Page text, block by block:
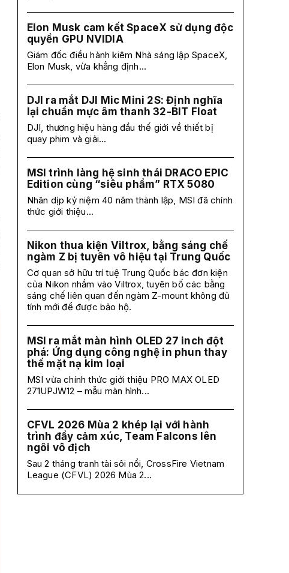
Elon Musk cam kết SpaceX sử dụng độc
quyền GPU NVIDIA
Giám đốc điều hành kiêm Nhà sáng lập SpaceX,
Elon Musk, vừa khẳng định...
DJI ra mắt DJI Mic Mini 2S: Định nghĩa
lại chuẩn mực âm thanh 32-BIT Float
DJI, thương hiệu hàng đầu thế giới về thiết bị
quay phim và giải...
MSI trình làng hệ sinh thái DRACO EPIC
Edition cùng “siêu phẩm” RTX 5080
Nhân dịp kỷ niệm 40 năm thành lập, MSI đã chính
thức giới thiệu...
Nikon thua kiện Viltrox, bằng sáng chế
ngàm Z bị tuyên vô hiệu tại Trung Quốc
Cơ quan sở hữu trí tuệ Trung Quốc bác đơn kiện
của Nikon nhắm vào Viltrox, tuyên bố các bằng
sáng chế liên quan đến ngàm Z-mount không đủ
tính mới để được bảo hộ.
MSI ra mắt màn hình OLED 27 inch đột
phá: Ứng dụng công nghệ in phun thay
thế mặt nạ kim loại
MSI vừa chính thức giới thiệu PRO MAX OLED
271UPJW12 – mẫu màn hình...
CFVL 2026 Mùa 2 khép lại với hành
trình đầy cảm xúc, Team Falcons lên
ngôi vô địch
Sau 2 tháng tranh tài sôi nổi, CrossFire Vietnam
League (CFVL) 2026 Mùa 2...